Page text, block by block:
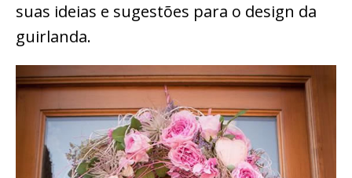
suas ideias e sugestões para o design da
guirlanda.